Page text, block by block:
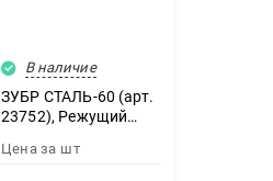
В наличие
ЗУБР СТАЛЬ-60 (арт.
23752), Режущий
(23750)
Цена за шт